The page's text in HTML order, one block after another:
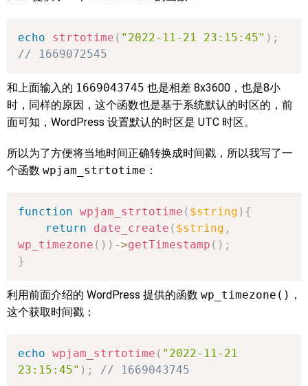
echo strtotime ( "2022-11-21 23:15:45" ) ;
// 1669072545
和上面输入的 1669043745 也是相差 8x3600，也是8小
时，同样的原因，这个函数也是基于系统默认的时区的，前
面可知，WordPress 设置默认的时区是 UTC 时区。
所以为了方便将当地时间正确转换成时间戳，所以我写了一
个函数 wpjam_strtotime ：
function wpjam_strtotime ( $string ) {
return
date_create ( $string ,
wp_timezone ( ) ) ->getTimestamp ( ) ;
}
利用前面介绍的 WordPress 提供的函数 wp_timezone() ，
这个获取时间戳：
echo wpjam_strtotime ( "2022-11-21
23:15:45" ) ; // 1669043745